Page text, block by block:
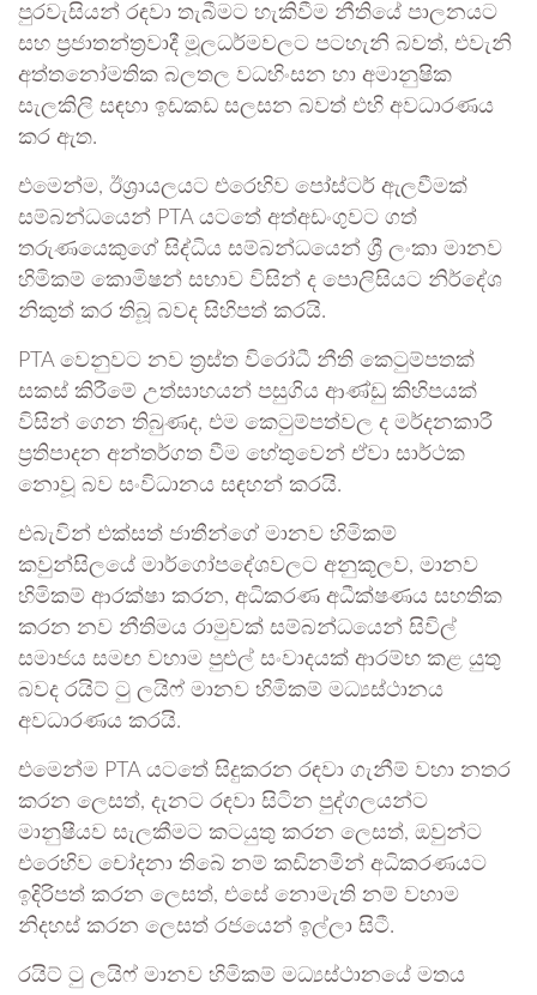
පුරවැසියන් රඳවා තැබීමට හැකිවීම නීතියේ පාලනයට
සහ ප්‍රජාතන්ත්‍රවාදී මූලධර්මවලට පටහැනි බවත්, එවැනි
අත්තනෝමතික බලතල වධහිංසන හා අමානුෂික
සැලකිලි සඳහා ඉඩකඩ සලසන බවත් එහි අවධාරණය
කර ඇත.
එමෙන්ම, ඊශ්‍රායලයට එරෙහිව පෝස්ටර් ඇලවීමක්
සම්බන්ධයෙන් PTA යටතේ අත්අඩංගුවට ගත්
තරුණයෙකුගේ සිද්ධිය සම්බන්ධයෙන් ශ්‍රී ලංකා මානව
හිමිකම් කොමිෂන් සභාව විසින් ද පොලිසියට නිර්දේශ
නිකුත් කර තිබූ බවද සිහිපත් කරයි.
PTA වෙනුවට නව ත්‍රස්ත විරෝධී නීති කෙටුම්පතක්
සකස් කිරීමේ උත්සාහයන් පසුගිය ආණ්ඩු කිහිපයක්
විසින් ගෙන තිබුණද, එම කෙටුම්පත්වල ද මර්දනකාරී
ප්‍රතිපාදන අන්තර්ගත වීම හේතුවෙන් ඒවා සාර්ථක
නොවූ බව සංවිධානය සඳහන් කරයි.
එබැවින් එක්සත් ජාතීන්ගේ මානව හිමිකම්
කවුන්සිලයේ මාර්ගෝපදේශවලට අනුකූලව, මානව
හිමිකම් ආරක්ෂා කරන, අධිකරණ අධීක්ෂණය සහතික
කරන නව නීතිමය රාමුවක් සම්බන්ධයෙන් සිවිල්
සමාජය සමඟ වහාම පුළුල් සංවාදයක් ආරම්භ කළ යුතු
බවද රයිට් ටු ලයිෆ් මානව හිමිකම් මධ්‍යස්ථානය
අවධාරණය කරයි.
එමෙන්ම PTA යටතේ සිදුකරන රඳවා ගැනීම් වහා නතර
කරන ලෙසත්, දැනට රඳවා සිටින පුද්ගලයන්ට
මානුෂීයව සැලකීමට කටයුතු කරන ලෙසත්, ඔවුන්ට
එරෙහිව චෝදනා තිබේ නම් කඩිනමින් අධිකරණයට
ඉදිරිපත් කරන ලෙසත්, එසේ නොමැති නම් වහාම
නිදහස් කරන ලෙසත් රජයෙන් ඉල්ලා සිටී.
රයිට් ටු ලයිෆ් මානව හිමිකම් මධ්‍යස්ථානයේ මතය